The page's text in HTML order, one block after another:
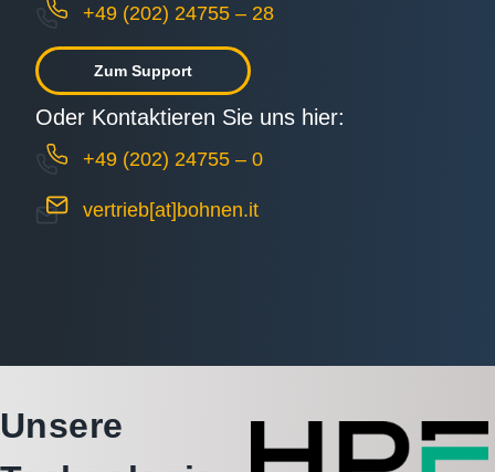
+49 (202) 24755 – 28
Zum Support
Oder Kontaktieren Sie uns hier:
+49 (202) 24755 – 0
vertrieb[at]bohnen.it
Unsere